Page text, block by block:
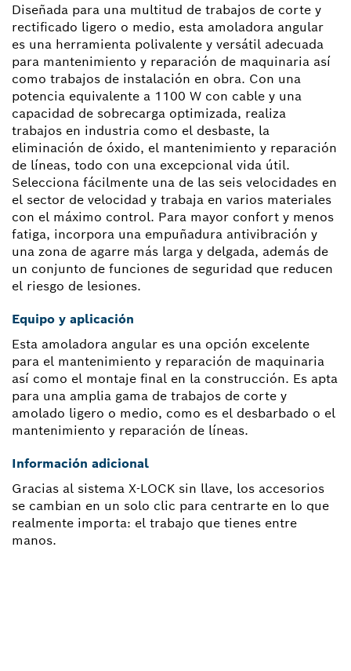
Diseñada para una multitud de trabajos de corte y
rectificado ligero o medio, esta amoladora angular
es una herramienta polivalente y versátil adecuada
para mantenimiento y reparación de maquinaria así
como trabajos de instalación en obra. Con una
potencia equivalente a 1100 W con cable y una
capacidad de sobrecarga optimizada, realiza
trabajos en industria como el desbaste, la
eliminación de óxido, el mantenimiento y reparación
de líneas, todo con una excepcional vida útil.
Selecciona fácilmente una de las seis velocidades en
el sector de velocidad y trabaja en varios materiales
con el máximo control. Para mayor confort y menos
fatiga, incorpora una empuñadura antivibración y
una zona de agarre más larga y delgada, además de
un conjunto de funciones de seguridad que reducen
el riesgo de lesiones.
Equipo y aplicación
Esta amoladora angular es una opción excelente
para el mantenimiento y reparación de maquinaria
así como el montaje final en la construcción. Es apta
para una amplia gama de trabajos de corte y
amolado ligero o medio, como es el desbarbado o el
mantenimiento y reparación de líneas.
Información adicional
Gracias al sistema X-LOCK sin llave, los accesorios
se cambian en un solo clic para centrarte en lo que
realmente importa: el trabajo que tienes entre
manos.